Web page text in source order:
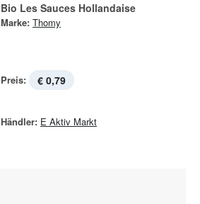
Bio Les Sauces Hollandaise
Marke: Thomy
Preis: € 0,79
Händler: E Aktiv Markt